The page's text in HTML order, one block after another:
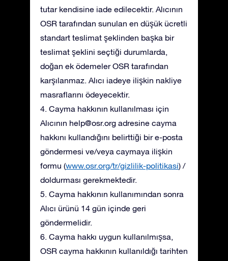
tutar kendisine iade edilecektir. Alıcının
OSR tarafından sunulan en düşük ücretli
standart teslimat şeklinden başka bir
teslimat şeklini seçtiği durumlarda,
doğan ek ödemeler OSR tarafından
karşılanmaz. Alıcı iadeye ilişkin nakliye
masraflarını ödeyecektir.
4. Cayma hakkının kullanılması için
Alıcının help@osr.org adresine cayma
hakkını kullandığını belirttiği bir e-posta
göndermesi ve/veya caymaya ilişkin
formu (www.osr.org/tr/gizlilik-politikasi) /
doldurması gerekmektedir.
5. Cayma hakkının kullanımından sonra
Alıcı ürünü 14 gün içinde geri
göndermelidir.
6. Cayma hakkı uygun kullanılmışsa,
OSR cayma hakkının kullanıldığı tarihten